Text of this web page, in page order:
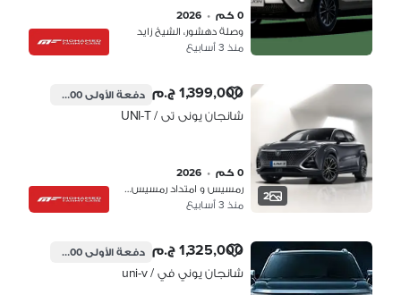
0 كم •
2026
وصلة دهشور، الشيخ زايد
منذ 3 أسابيع
2
1,399,000 ج.م دفعة الأولى419,700 ج.م
شانجان يونى تى / UNI-T
0 كم •
2026
رمسيس و امتداد رمسيس، القاهرة
منذ 3 أسابيع
1,325,000 ج.م دفعة الأولى397,500 ج.م
شانجان يوني في / uni-v